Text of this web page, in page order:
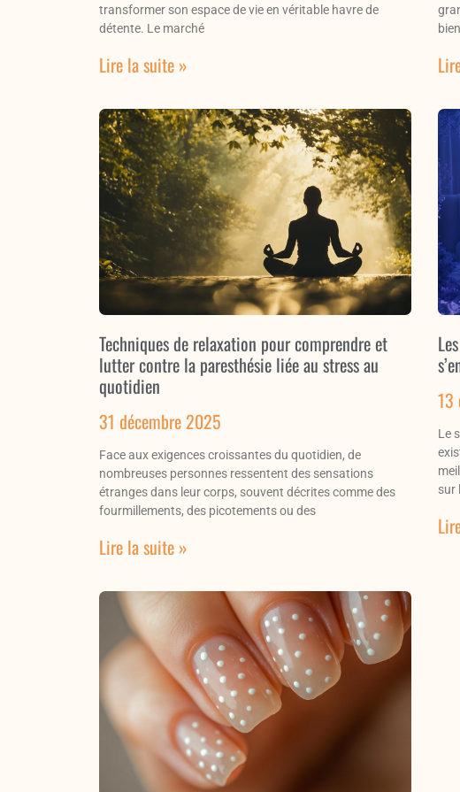
transformer son espace de vie en véritable havre de
détente. Le marché
Lire la suite »
Techniques de relaxation pour comprendre et
lutter contre la paresthésie liée au stress au
quotidien
31 décembre 2025
Face aux exigences croissantes du quotidien, de
nombreuses personnes ressentent des sensations
étranges dans leur corps, souvent décrites comme des
fourmillements, des picotements ou des
Lire la suite »
13
Le
sur